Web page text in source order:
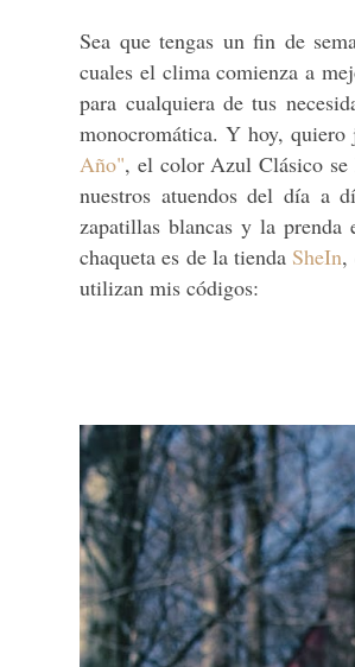
Sea que tengas un fin de
cuales el clima comienza a
para cualquiera de tus
monocromática. Y hoy,
Año", el color Azul Clásico se
nuestros atuendos del día a
zapatillas blancas y la
chaqueta es de la tienda SheIn,
utilizan mis códigos: